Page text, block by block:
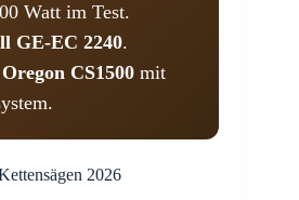
Watt im Test.
GE-EC 2240.
Oregon CS1500 mit
2026